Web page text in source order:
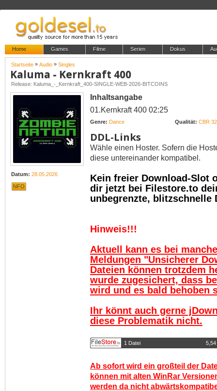
Home Games Filme Serien Dokus
Startseite » Audio » Singles
Kaluma - Kernkraft 400
Release: Kaluma_-_Kernkraft_400-SINGLE-WEB-2026-BITCOINS
Datum: 28.05.2026
NFO
Inhaltsangabe
01.Kernkraft 400 02:25
Genre: Dance Qualität: CBR
DDL-Links
Wähle einen Hoster. Sofern die
diese untereinander kompatibel.
Kein freier Download-Slot
dir jetzt bei Filestore.to
unbegrenzte, blitzschnelle
Hinweis!!!
Aktuell kann es bei
Meldungen "Unsicherer
Dateien können trotzdem
wurde zugesichert, dass
wird und es bald behoben
Ihr könnt auch gerne
diese Problematik nicht.
1 Datei 5,54
Ab sofort wird ein großteil der
können mit alten WinRar
werden da nicht